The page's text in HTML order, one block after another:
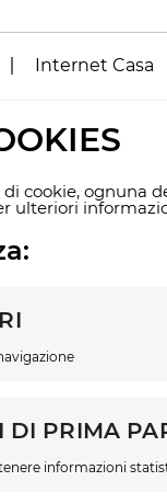
Internet Casa
cookie, ognuna
ulteriori
DI PRIMA
informazioni